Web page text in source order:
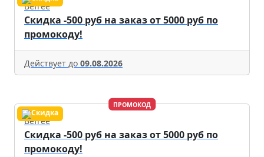
Befree
Скидка -500 руб на заказ от 5000 руб по
промокоду!
Действует до 09.08.2026
ПРОМОКОД
Befree
Скидка -500 руб на заказ от 5000 руб по
промокоду!